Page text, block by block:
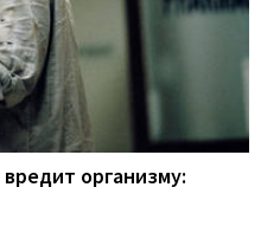
организму: